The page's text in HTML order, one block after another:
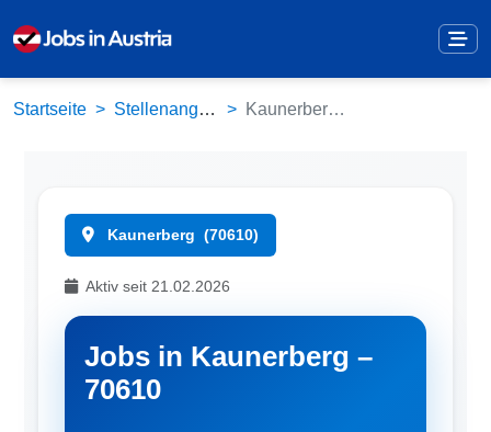
Startseite Stellenangebote Kaunerberg (70610)
Kaunerberg (70610)
Aktiv seit 21.02.2026
Jobs in Kaunerberg –
70610